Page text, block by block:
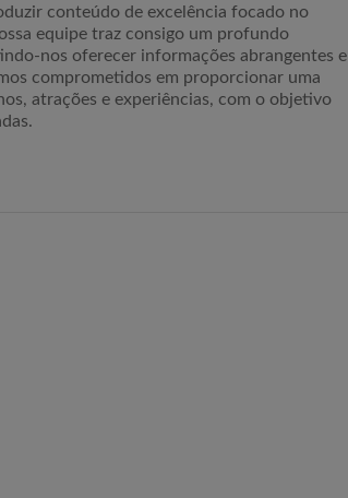
conteúdo de excelência focado no
equipe traz consigo um profundo
nos oferecer informações abrangentes e
comprometidos em proporcionar uma
atrações e experiências, com o objetivo